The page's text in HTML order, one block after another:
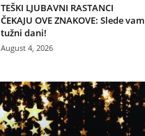
TEŠKI LJUBAVNI RASTANCI
ČEKAJU OVE ZNAKOVE: Slede vam
tužni dani!
August 4, 2026